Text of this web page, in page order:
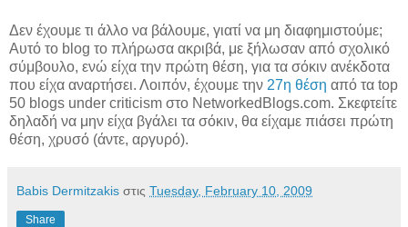
Δεν έχουμε τι άλλο να βάλουμε, γιατί να μη διαφημιστούμε;
Αυτό το blog το πλήρωσα ακριβά, με ξήλωσαν από σχολικό
σύμβουλο, ενώ είχα την πρώτη θέση, για τα σόκιν ανέκδοτα
που είχα αναρτήσει. Λοιπόν, έχουμε την 27η θέση από τα top
50 blogs under criticism στο NetworkedBlogs.com. Σκεφτείτε
δηλαδή να μην είχα βγάλει τα σόκιν, θα είχαμε πιάσει πρώτη
θέση, χρυσό (άντε, αργυρό).
Babis Dermitzakis στις Tuesday, February 10, 2009
Share